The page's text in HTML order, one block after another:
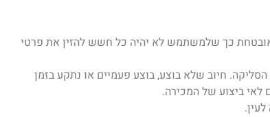
כך שלמשתמש לא יהיה כל חשש להזין את פרטי
חיוב שלא בוצע, בוצע פעמיים או נתקע בזמן
לאי ביצוע של המכירה.